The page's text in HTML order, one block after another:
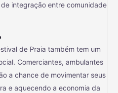
integração entre comunidade
de Praia também tem um
Comerciantes, ambulantes
a chance de movimentar seus
e aquecendo a economia da